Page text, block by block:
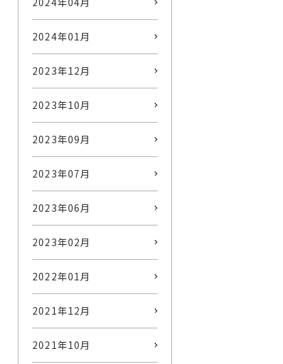
2024年01月
2023年12月
2023年10月
2023年09月
2023年07月
2023年06月
2023年02月
2022年01月
2021年12月
2021年10月